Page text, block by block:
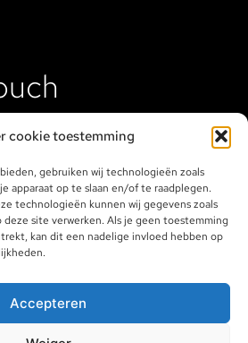
cookie toestemming
gebruiken wij technologieën zoals
apparaat op te slaan en/of te raadplegen.
technologieën kunnen wij gegevens zoals
site verwerken. Als je geen toestemming
kan dit een nadelige invloed hebben op
Accepteren